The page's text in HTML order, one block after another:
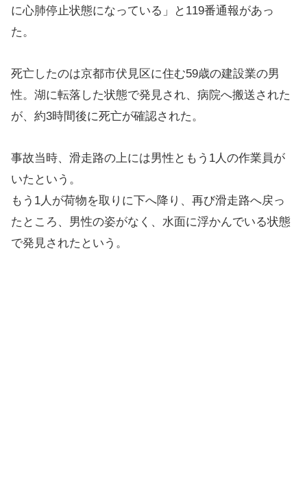
に心肺停止状態になっている」と119番通報があっ
た。
死亡したのは京都市伏見区に住む59歳の建設業の男
性。湖に転落した状態で発見され、病院へ搬送された
が、約3時間後に死亡が確認された。
事故当時、滑走路の上には男性ともう1人の作業員が
いたという。
もう1人が荷物を取りに下へ降り、再び滑走路へ戻っ
たところ、男性の姿がなく、水面に浮かんでいる状態
で発見されたという。